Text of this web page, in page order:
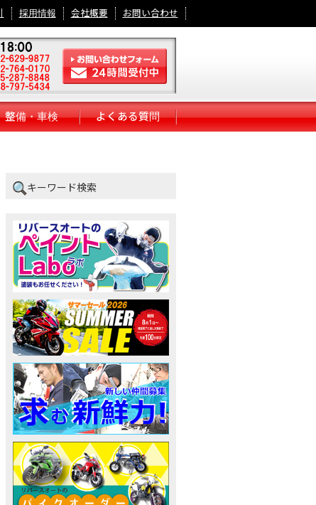
採用情報 会社概要 お問い合わせ
整備・車検 よくある質問
キーワード検索